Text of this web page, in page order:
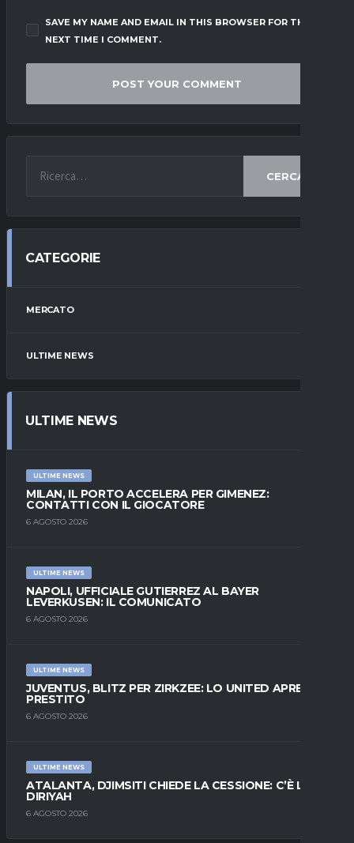
SAVE MY NAME AND EMAIL IN THIS BROWSER FOR THE
NEXT TIME I COMMENT.
CERCA
CATEGORIE
MERCATO
ULTIME NEWS
ULTIME NEWS
ULTIME NEWS
MILAN, IL PORTO ACCELERA PER GIMENEZ:
CONTATTI CON IL GIOCATORE
6 AGOSTO 2026
ULTIME NEWS
NAPOLI, UFFICIALE GUTIERREZ AL BAYER
LEVERKUSEN: IL COMUNICATO
6 AGOSTO 2026
ULTIME NEWS
JUVENTUS, BLITZ PER ZIRKZEE: LO UNITED APRE AL
PRESTITO
6 AGOSTO 2026
ULTIME NEWS
ATALANTA, DJIMSITI CHIEDE LA CESSIONE: C’È L’AL-
DIRIYAH
6 AGOSTO 2026